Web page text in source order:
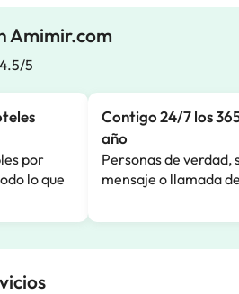
Amimir.com
4.5/5
por
lo que
Contigo 24/7 los
año
Personas de verdad,
mensaje o llamada